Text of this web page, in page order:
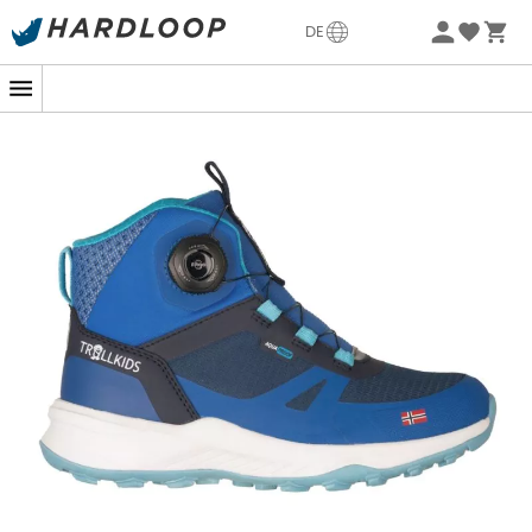
DE
Sommerangebote🔥 -5% EXTRA ab 2 Produkten* Code
Bereit, die steilen Pfade und mystischen Wälder zu
erkunden? DieTrollfjord Hiker Mid XTvon
die perfekten Wanderschuhe für Kinder, die kleine
Abenteurer in sich tragen. Sie sind darauf ausgelegt, die
unterschiedlichsten Gelände zu meistern und bieten
Ihren Kindern Komfort und Sicherheit, um die Natur zu
erobern, sei es bei einem Spaziergang im Wald oder